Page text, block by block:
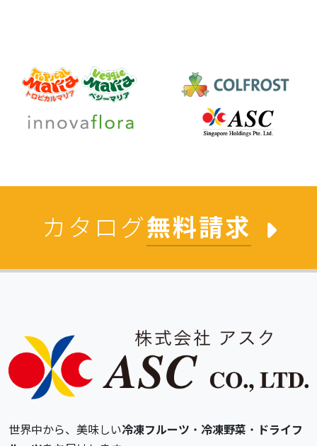
カタログ無料請求
世界中から、美味しい冷凍フルーツ ・ 冷凍野菜 ・ ドライフ